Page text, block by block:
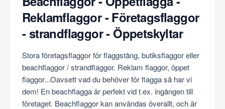
Reklamflaggor - Företagsflaggor
- strandflaggor - Öppetskyltar
Stora företagsflaggor för flaggstång, butiksflaggor eller
beachflaggor / strandflaggor. Reklam flaggor, öppet
flaggor...Oavsett vad du behöver för flagga så har vi
dem! En beachflagga är perfekt vid t.ex. ingången till
företaget. Beachflaggor kan användas överallt, och är